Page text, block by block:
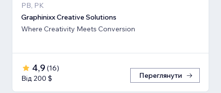
PB, PK
Graphinixx Creative Solutions
Where Creativity Meets Conversion
4,9 (16)
Від 200 $
Переглянути